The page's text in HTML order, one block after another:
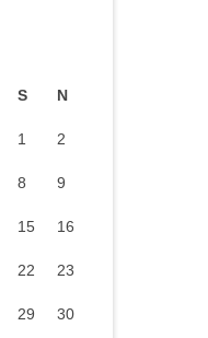
S N
1 2
8 9
15 16
22 23
29 30